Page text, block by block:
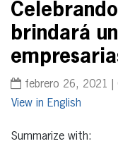
brindará
febrero 26, 2021 |
English
Summarize with: